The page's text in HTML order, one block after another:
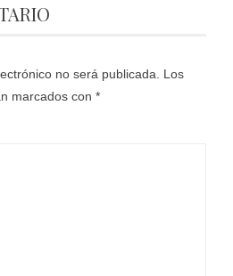
no será publicada.
Los
marcados con *